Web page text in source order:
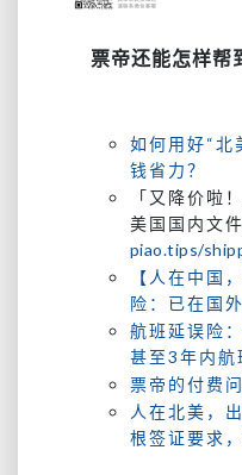
票帝还能怎样帮
如何用好“北
钱省力？
「又降价啦
美国国内文
piao.tips/
【人在中国
险：已在国
航班延误险
甚至3年内航
票帝的付费
人在北美，
根签证要求